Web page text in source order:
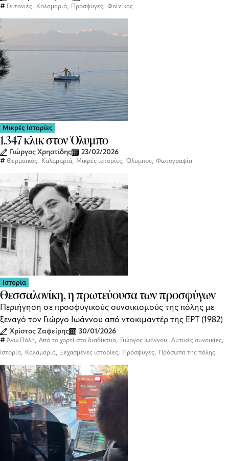
Γειτονιές, Καλαμαριά, Πρόσφυγες, Φοίνικας
Μικρές Ιστορίες
1.347 κλικ στον Όλυμπο
Γιώργος Χρηστίδης 23/02/2026
Θερμαϊκός, Καλαμαριά, Μικρές ιστορίες, Όλυμπος, Φωτογραφία
Ιστορία
Θεσσαλονίκη, η πρωτεύουσα των προσφύγων
Περιήγηση σε προσφυγικούς συνοικισμούς της πόλης με
ξεναγό τον Γιώργο Ιωάννου από ντοκιμαντέρ της ΕΡΤ (1982)
Χρίστος Ζαφείρης 30/01/2026
Άνω Πόλη, Από το χαρτί στο διαδίκτυο, Γιώργος Ιωάννου, Δυτικές συνοικίες,
Ιστορία, Καλαμαριά, Ξεχασμένες ιστορίες, Πρόσφυγες, Πρόσωπα της πόλης